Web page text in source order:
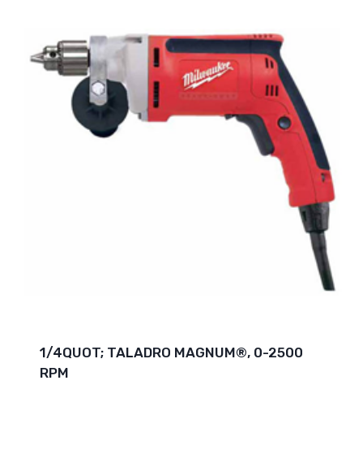
1/4QUOT; TALADRO MAGNUM®, 0-2500
RPM